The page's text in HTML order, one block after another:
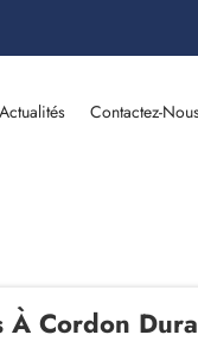
Actualités Contactez-
À Cordon